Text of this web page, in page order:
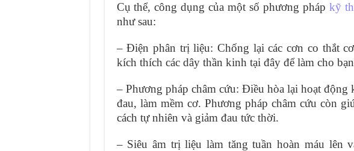
Cụ thể, công dụng của một số phương pháp kỹ
như sau:
– Điện phân trị liệu: Chống lại các cơn co thắt
kích thích các dây thần kinh tại đây để làm cho
– Phương pháp châm cứu: Điều hòa lại hoạt động
đau, làm mềm cơ. Phương pháp châm cứu còn
cách tự nhiên và giảm đau tức thời.
– Siêu âm trị liệu làm tăng tuần hoàn máu lên